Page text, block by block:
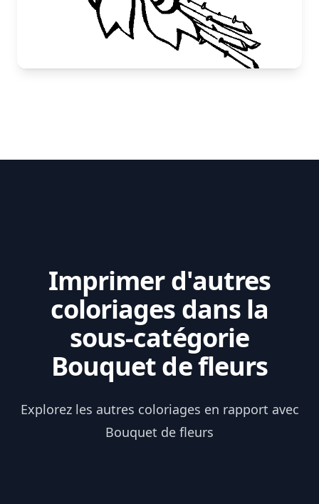
Imprimer d'autres
coloriages dans la
sous-catégorie
Bouquet de fleurs
Explorez les autres coloriages en rapport avec
Bouquet de fleurs